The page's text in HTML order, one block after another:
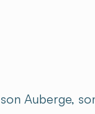
Auberge,